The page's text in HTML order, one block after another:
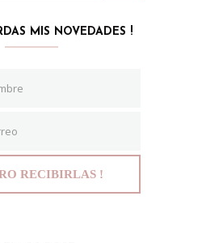
MIS NOVEDADES !